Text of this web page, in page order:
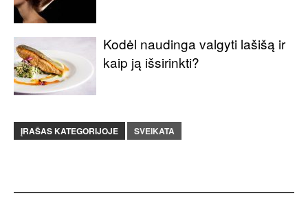
Kodėl naudinga valgyti lašišą ir
kaip ją išsirinkti?
ĮRAŠAS KATEGORIJOJE SVEIKATA